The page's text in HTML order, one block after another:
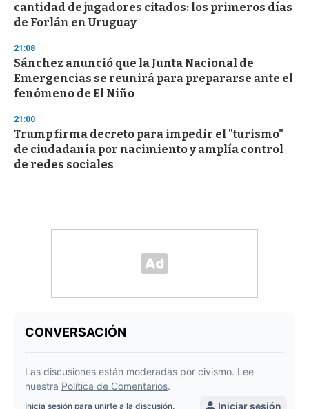
cantidad de jugadores citados: los primeros días
de Forlán en Uruguay
21:08
Sánchez anunció que la Junta Nacional de
Emergencias se reunirá para prepararse ante el
fenómeno de El Niño
21:00
Trump firma decreto para impedir el "turismo"
de ciudadanía por nacimiento y amplía control
de redes sociales